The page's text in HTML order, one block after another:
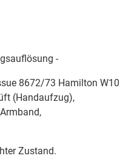
-
8672/73 Hamilton W10
(Handaufzug),
Zustand.